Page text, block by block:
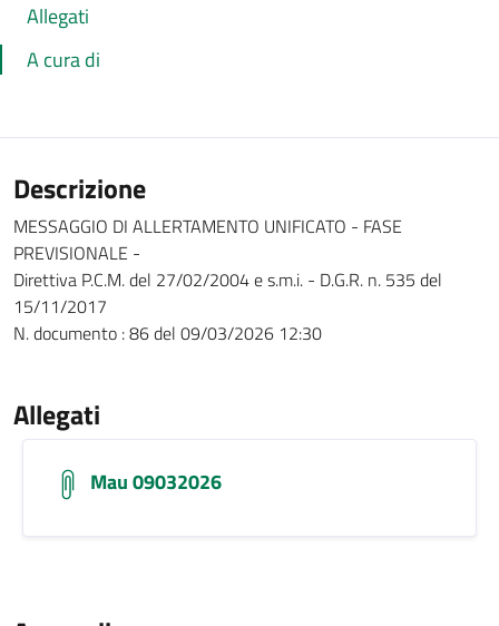
Allegati
A cura di
Descrizione
MESSAGGIO DI ALLERTAMENTO UNIFICATO - FASE
PREVISIONALE -
Direttiva P.C.M. del 27/02/2004 e s.m.i. - D.G.R. n. 535 del
15/11/2017
N. documento : 86 del 09/03/2026 12:30
Allegati
Mau 09032026